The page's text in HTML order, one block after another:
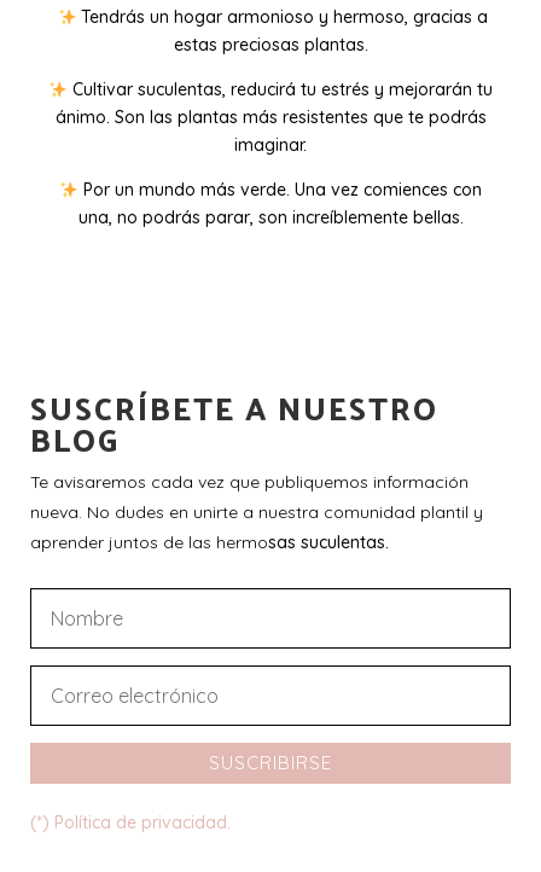
Tendrás un hogar armonioso y hermoso, gracias a
estas preciosas plantas.
Cultivar suculentas, reducirá tu estrés y mejorarán tu
ánimo. Son las plantas más resistentes que te podrás
imaginar.
Por un mundo más verde. Una vez comiences con
una, no podrás parar, son increíblemente bellas.
SUSCRÍBETE A NUESTRO
BLOG
Te avisaremos cada vez que publiquemos información
nueva. No dudes en unirte a nuestra comunidad plantil y
aprender juntos de las hermosas suculentas.
SUSCRIBIRSE
(*) Política de privacidad.